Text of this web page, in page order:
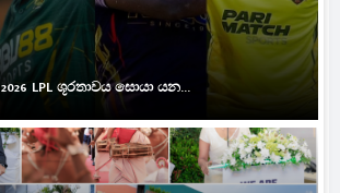
2026 LPL ශූරතාවය සොයා යන...